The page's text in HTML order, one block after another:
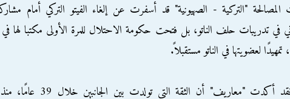
المصالحة "التركية - الصهيونية" قد أسفرت عن إلغاء الفيتو التركي أمام
في تدريبات حلف الناتو، بل فتحت حكومة الاحتلال للمرة الأولى مكتبا لها
لعضويتها في الناتو مستقبلاً.
أما عن مصر، فقد أكدت "معاريف" أن الثقة